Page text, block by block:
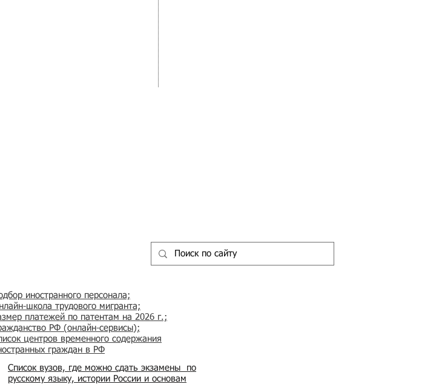
Список вузов, где можно сдать экзамены по
русскому языку, истории России и основам
иностранного персонала;
школа трудового мигранта;
платежей по патентам на 2026 г.;
РФ (онлайн-сервисы);
центров временного содержания
граждан в РФ